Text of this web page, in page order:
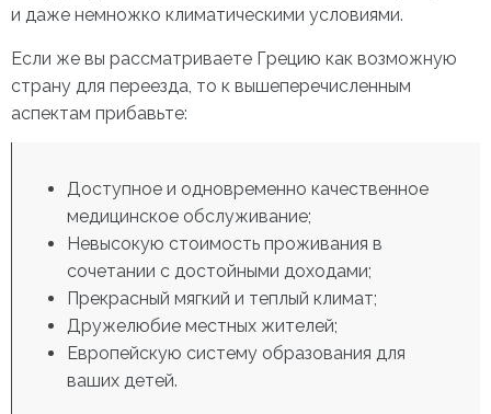
и даже немножко климатическими условиями.
Если же вы рассматриваете Грецию как возможную
страну для переезда, то к вышеперечисленным
аспектам прибавьте:
Доступное и одновременно качественное
медицинское обслуживание;
Невысокую стоимость проживания в
сочетании с достойными доходами;
Прекрасный мягкий и теплый климат;
Дружелюбие местных жителей;
Европейскую систему образования для
ваших детей.